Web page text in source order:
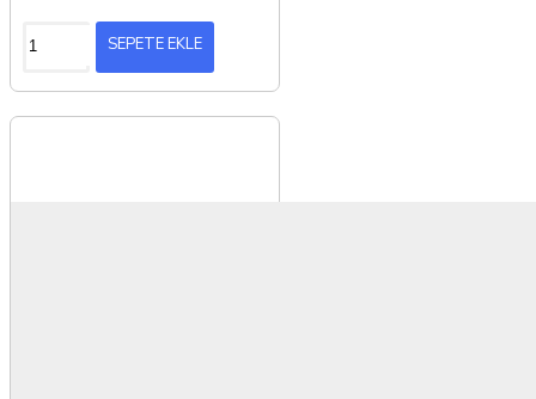
SEPETE EKLE